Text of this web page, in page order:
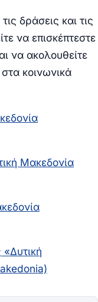
δράσεις και τις
να επισκέπτεστε
να ακολουθείτε
κοινωνικά
Μακεδονία